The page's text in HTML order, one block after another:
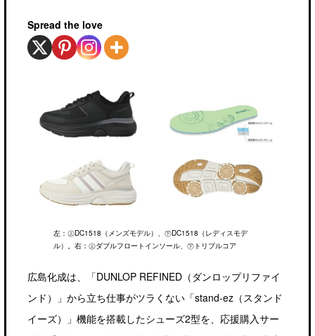
Spread the love
左：㊤DC1518（メンズモデル）、㊦DC1518（レディスモデ
ル）。右：㊤ダブルフロートインソール、㊦トリプルコア
広島化成は、「DUNLOP REFINED（ダンロップリファイ
ンド）」から立ち仕事がツラくない「stand-ez（スタンド
イーズ）」機能を搭載したシューズ2型を、応援購入サー